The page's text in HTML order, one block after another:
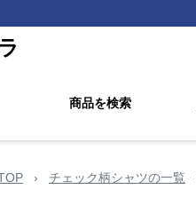
商品を検索
› チェック柄シャツの一覧